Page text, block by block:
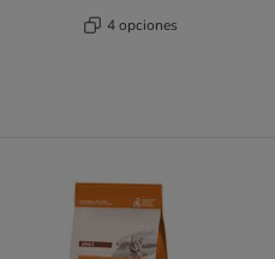
4 opciones